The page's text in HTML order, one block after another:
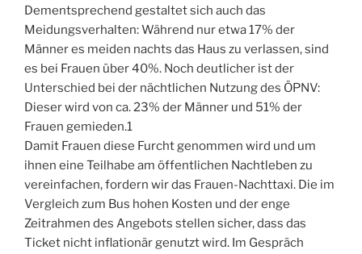
Dementsprechend gestaltet sich auch das
Meidungsverhalten: Während nur etwa 17% der
Männer es meiden nachts das Haus zu verlassen, sind
es bei Frauen über 40%. Noch deutlicher ist der
Unterschied bei der nächtlichen Nutzung des ÖPNV:
Dieser wird von ca. 23% der Männer und 51% der
Frauen gemieden.1
Damit Frauen diese Furcht genommen wird und um
ihnen eine Teilhabe am öffentlichen Nachtleben zu
vereinfachen, fordern wir das Frauen-Nachttaxi. Die im
Vergleich zum Bus hohen Kosten und der enge
Zeitrahmen des Angebots stellen sicher, dass das
Ticket nicht inflationär genutzt wird. Im Gespräch